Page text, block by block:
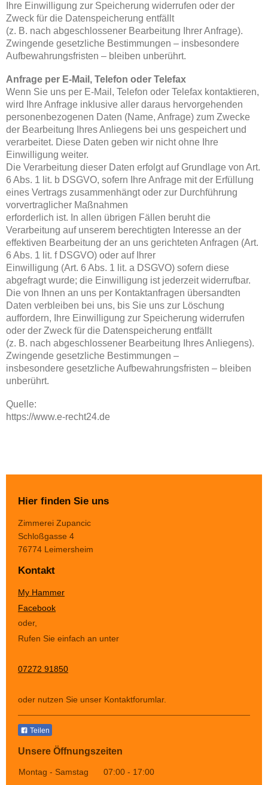
Ihre Einwilligung zur Speicherung widerrufen oder der
Zweck für die Datenspeicherung entfällt
(z. B. nach abgeschlossener Bearbeitung Ihrer Anfrage).
Zwingende gesetzliche Bestimmungen – insbesondere
Aufbewahrungsfristen – bleiben unberührt.
Anfrage per E-Mail, Telefon oder Telefax
Wenn Sie uns per E-Mail, Telefon oder Telefax kontaktieren,
wird Ihre Anfrage inklusive aller daraus hervorgehenden
personenbezogenen Daten (Name, Anfrage) zum Zwecke
der Bearbeitung Ihres Anliegens bei uns gespeichert und
verarbeitet. Diese Daten geben wir nicht ohne Ihre
Einwilligung weiter.
Die Verarbeitung dieser Daten erfolgt auf Grundlage von Art.
6 Abs. 1 lit. b DSGVO, sofern Ihre Anfrage mit der Erfüllung
eines Vertrags zusammenhängt oder zur Durchführung
vorvertraglicher Maßnahmen
erforderlich ist. In allen übrigen Fällen beruht die
Verarbeitung auf unserem berechtigten Interesse an der
effektiven Bearbeitung der an uns gerichteten Anfragen (Art.
6 Abs. 1 lit. f DSGVO) oder auf Ihrer
Einwilligung (Art. 6 Abs. 1 lit. a DSGVO) sofern diese
abgefragt wurde; die Einwilligung ist jederzeit widerrufbar.
Die von Ihnen an uns per Kontaktanfragen übersandten
Daten verbleiben bei uns, bis Sie uns zur Löschung
auffordern, Ihre Einwilligung zur Speicherung widerrufen
oder der Zweck für die Datenspeicherung entfällt
(z. B. nach abgeschlossener Bearbeitung Ihres Anliegens).
Zwingende gesetzliche Bestimmungen –
insbesondere gesetzliche Aufbewahrungsfristen – bleiben
unberührt.
Quelle:
https://www.e-recht24.de
Hier finden Sie uns
Zimmerei Zupancic
Schloßgasse 4
76774 Leimersheim
Kontakt
My Hammer
Facebook
oder,
Rufen Sie einfach an unter
07272 91850
oder nutzen Sie unser Kontaktforumlar.
Teilen
Unsere Öffnungszeiten
Montag - Samstag 07:00 - 17:00